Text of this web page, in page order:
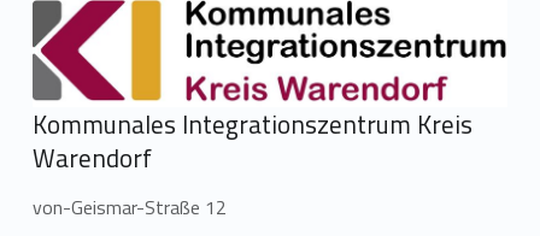
Kommunales Integrationszentrum Kreis
Warendorf
von-Geismar-Straße 12